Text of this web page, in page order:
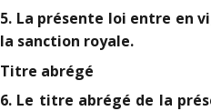
5. La présente loi entre en
la sanction royale.
Titre abrégé
6. Le titre abrégé de la